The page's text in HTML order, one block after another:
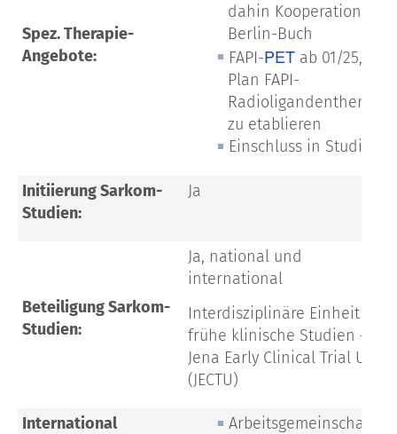
Spez. Therapie-
Angebote:
dahin Kooperation mit
Berlin-Buch
FAPI-PET ab 01/25,
Plan FAPI-
Radioligandentherapie
zu etablieren
Einschluss in Studien
Initiierung Sarkom-
Studien:
Ja
Beteiligung Sarkom-
Studien:
Ja, national und
international
Interdisziplinäre Einheit für
frühe klinische Studien –
Jena Early Clinical Trial Unit
(JECTU)
International
Arbeitsgemeinschaft